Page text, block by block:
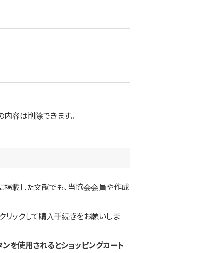
容は削除できます。
掲載した文献でも、当協会会員や作成
リックして購入手続きをお願いしま
を使用されるとショッピングカート